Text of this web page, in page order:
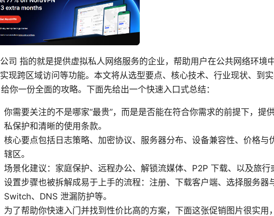
司 指的就是提供虚拟私人网络服务的企业，帮助用户在公共网络环境
现跨区域访问等功能。本文将从选型要点、核心技术、行业现状、到
你一份全面的攻略。下面先给出一个快速入口式总结：
你需要关注的不是哪家“最贵”，而是是否能在符合你需求的前提下，提
私保护和清晰的使用条款。
核心要点包括日志策略、加密协议、服务器分布、设备兼容性、价格与
辖区。
场景化建议：家庭保护、远程办公、解锁流媒体、P2P 下载、以及旅行
设置步骤也被拆解成易于上手的流程：注册、下载客户端、选择服务器
Switch、DNS 泄漏防护等。
为了帮助你快速入门并找到性价比高的方案，下面这张促销图片很实用